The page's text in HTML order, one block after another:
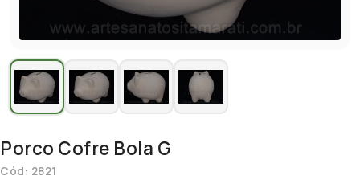
Porco Cofre Bola G
Cód: 2821